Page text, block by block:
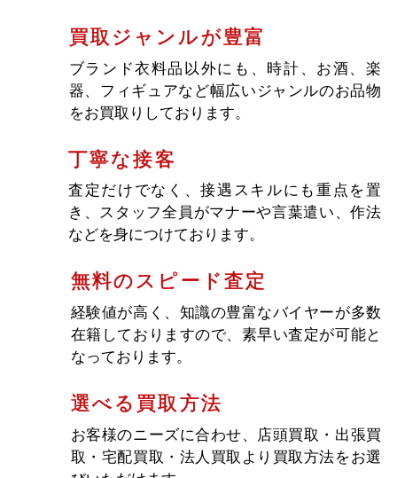
高い鑑定力、相場把握の徹底、他社にはない豊
富な販売ルートにより、圧倒的な高額買取が可
能です。お客様に満足いただける査定額を必ず
ご提示します。
買取ジャンルが豊富
ブランド衣料品以外にも、時計、お酒、楽
器、フィギュアなど幅広いジャンルのお品物
をお買取りしております。
丁寧な接客
査定だけでなく、接遇スキルにも重点を置
き、スタッフ全員がマナーや言葉遣い、作法
などを身につけております。
無料のスピード査定
経験値が高く、知識の豊富なバイヤーが多数
在籍しておりますので、素早い査定が可能と